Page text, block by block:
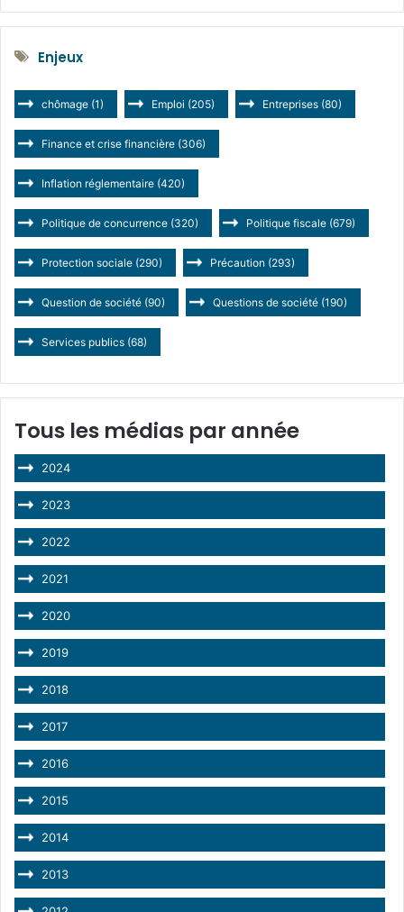
Enjeux
chômage (1) Emploi (205) Entreprises (80)
Finance et crise financière (306)
Inflation réglementaire (420)
Politique de concurrence (320) Politique fiscale (679)
Protection sociale (290) Précaution (293)
Question de société (90) Questions de société (190)
Services publics (68)
Tous les médias par année
2024
2023
2022
2021
2020
2019
2018
2017
2016
2015
2014
2013